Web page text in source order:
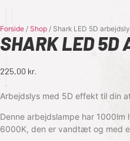
Forside / Shop / Shark LED 5D
SHARK LED 5D
225,00 kr.
Arbejdslys med 5D effekt til din
Denne arbejdslampe har
6000K, den er vandtæt og med